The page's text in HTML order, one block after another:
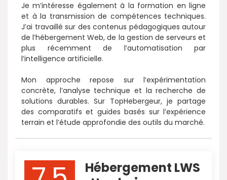
Je m’intéresse également à la formation en ligne
et à la transmission de compétences techniques.
J’ai travaillé sur des contenus pédagogiques autour
de l’hébergement Web, de la gestion de serveurs et
plus récemment de l’automatisation par
l’intelligence artificielle.
Mon approche repose sur l’expérimentation
concrète, l’analyse technique et la recherche de
solutions durables. Sur TopHebergeur, je partage
des comparatifs et guides basés sur l’expérience
terrain et l’étude approfondie des outils du marché.
Hébergement LWS